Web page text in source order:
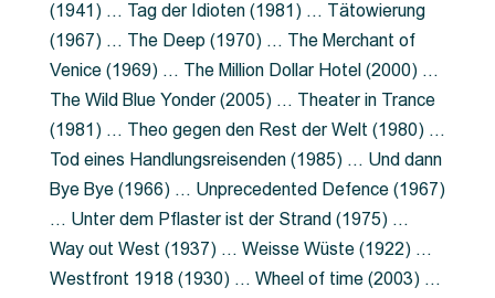
(1941) … Tag der Idioten (1981) … Tätowierung
(1967) … The Deep (1970) … The Merchant of
Venice (1969) … The Million Dollar Hotel (2000) …
The Wild Blue Yonder (2005) … Theater in Trance
(1981) … Theo gegen den Rest der Welt (1980) …
Tod eines Handlungsreisenden (1985) … Und dann
Bye Bye (1966) … Unprecedented Defence (1967)
… Unter dem Pflaster ist der Strand (1975) …
Way out West (1937) … Weisse Wüste (1922) …
Westfront 1918 (1930) … Wheel of time (2003) …